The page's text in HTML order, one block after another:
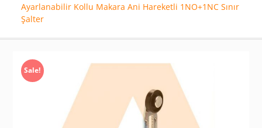
Ayarlanabilir Kollu Makara Ani Hareketli 1NO+1NC Sınır
Şalter
Sale!